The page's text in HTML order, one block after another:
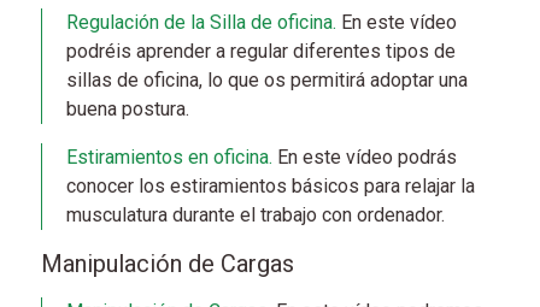
Regulación de la Silla de oficina. En este vídeo
podréis aprender a regular diferentes tipos de
sillas de oficina, lo que os permitirá adoptar una
buena postura.
Estiramientos en oficina. En este vídeo podrás
conocer los estiramientos básicos para relajar la
musculatura durante el trabajo con ordenador.
Manipulación de Cargas